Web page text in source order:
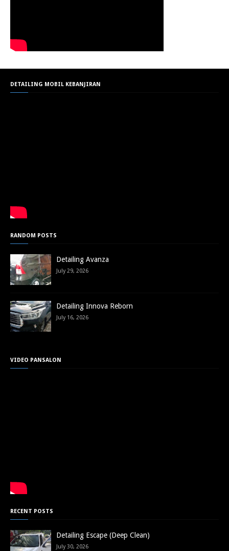
DETAILING MOBIL KEBANJIRAN
RANDOM POSTS
Detailing Avanza
July 29, 2026
Detailing Innova Reborn
July 16, 2026
VIDEO PANSALON
RECENT POSTS
Detailing Escape (Deep Clean)
July 30, 2026